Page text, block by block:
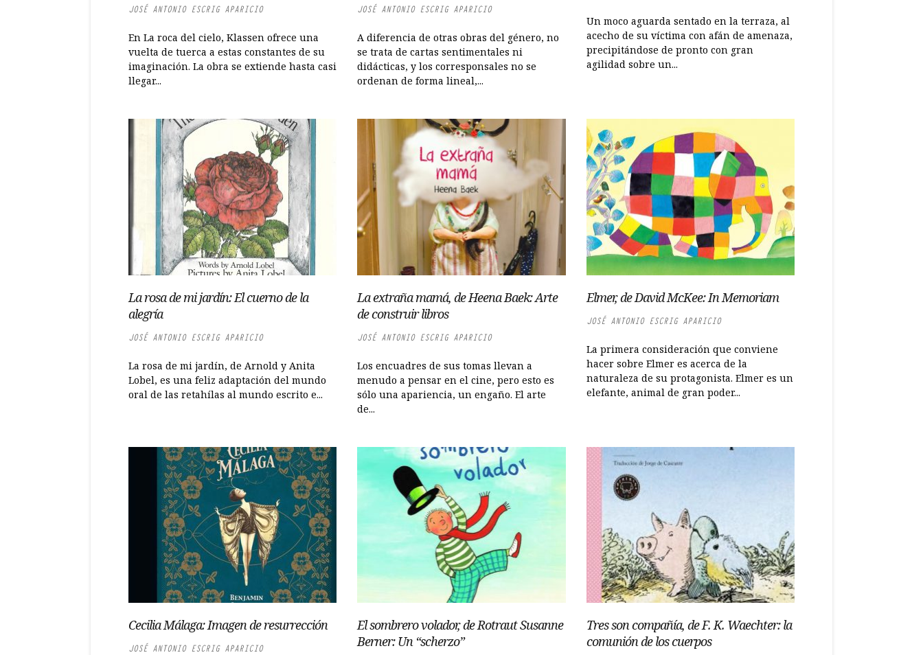
JOSÉ ANTONIO ESCRIG APARICIO
En La roca del cielo, Klassen ofrece una
vuelta de tuerca a estas constantes de su
imaginación. La obra se extiende hasta casi
llegar...
JOSÉ ANTONIO ESCRIG APARICIO
A diferencia de otras obras del género, no
se trata de cartas sentimentales ni
didácticas, y los corresponsales no se
ordenan de forma lineal,...
Un moco aguarda sentado en la terraza, al
acecho de su víctima con afán de amenaza,
precipitándose de pronto con gran
agilidad sobre un...
La rosa de mi jardín: El cuerno de la
alegría
JOSÉ ANTONIO ESCRIG APARICIO
La rosa de mi jardín, de Arnold y Anita
Lobel, es una feliz adaptación del mundo
oral de las retahílas al mundo escrito e...
La extraña mamá, de Heena Baek: Arte
de construir libros
JOSÉ ANTONIO ESCRIG APARICIO
Los encuadres de sus tomas llevan a
menudo a pensar en el cine, pero esto es
sólo una apariencia, un engaño. El arte
de...
Elmer, de David McKee: In Memoriam
JOSÉ ANTONIO ESCRIG APARICIO
La primera consideración que conviene
hacer sobre Elmer es acerca de la
naturaleza de su protagonista. Elmer es un
elefante, animal de gran poder...
Cecilia Málaga: Imagen de resurrección
JOSÉ ANTONIO ESCRIG APARICIO
El sombrero volador, de Rotraut Susanne
Berner: Un “scherzo”
Tres son compañía, de F. K. Waechter: la
comunión de los cuerpos